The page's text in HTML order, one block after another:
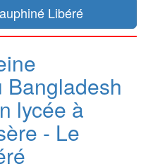
Libéré
Bangladesh
lycée à
- Le